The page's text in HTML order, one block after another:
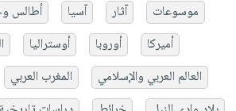
موسوعات
آثار آسيا أطالس
أميركا
أوروبا أوستراليا
العالم العربي والإسلامي
المغرب العربي